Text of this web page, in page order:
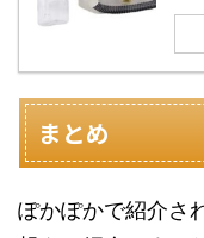
まとめ
ぽかぽかで紹介さ